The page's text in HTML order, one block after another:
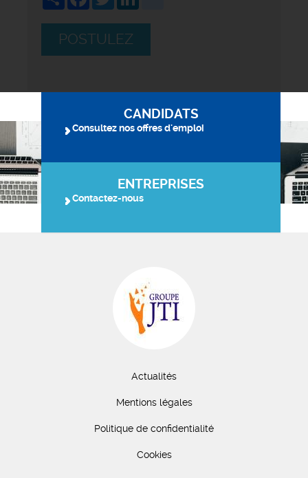
POSTULEZ
CANDIDATS
Consultez nos offres d'emploi
ENTREPRISES
Contactez-nous
Actualités
Mentions légales
Politique de confidentialité
Cookies